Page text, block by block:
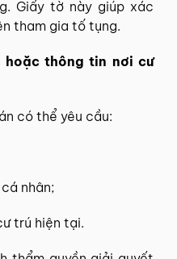
Giấy tờ này giúp xác
tham gia tố tụng.
hoặc thông tin nơi cư
có thể yêu cầu:
nhân;
trú hiện tại.